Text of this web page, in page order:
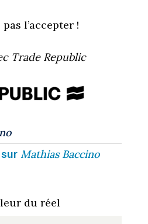
l’accepter !
Trade Republic
Mathias Baccino
du réel